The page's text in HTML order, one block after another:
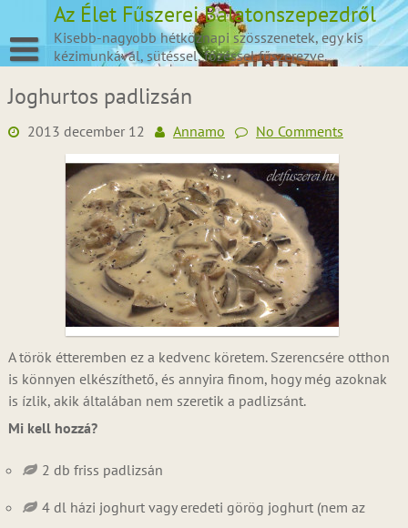
content
Az Élet Fűszerei Balatonszepezdről
Kisebb-nagyobb hétköznapi szösszenetek, egy kis
kézimunkával, sütéssel, főzéssel fűszerezve.
Joghurtos padlizsán
2013 december 12 Annamo No Comments
A török étteremben ez a kedvenc köretem. Szerencsére otthon
is könnyen elkészíthető, és annyira finom, hogy még azoknak
is ízlik, akik általában nem szeretik a padlizsánt.
Mi kell hozzá?
2 db friss padlizsán
4 dl házi joghurt vagy eredeti görög joghurt (nem az